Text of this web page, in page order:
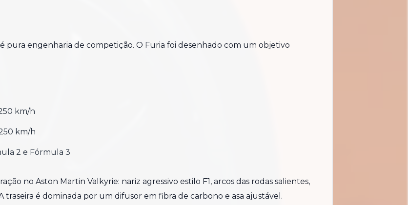
pura engenharia de competição. O Furia foi desenhado com um objetivo
km/h
km/h
2 e Fórmula 3
no Aston Martin Valkyrie: nariz agressivo estilo F1, arcos das rodas salientes,
traseira é dominada por um difusor em fibra de carbono e asa ajustável.